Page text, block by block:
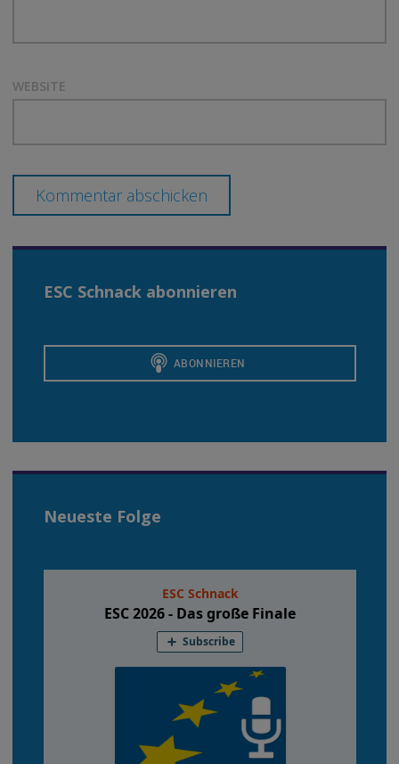
WEBSITE
ESC Schnack abonnieren
Neueste Folge